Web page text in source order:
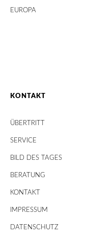
EUROPA
KONTAKT
ÜBERTRITT
SERVICE
BILD DES TAGES
BERATUNG
KONTAKT
IMPRESSUM
DATENSCHUTZ